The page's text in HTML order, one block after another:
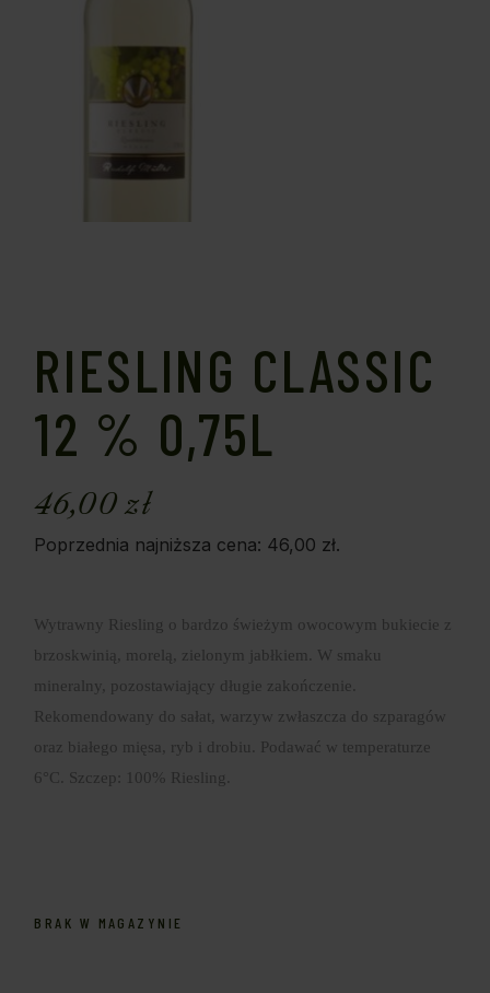
RIESLING CLASSIC
12 % 0,75L
46,00zł
Poprzednia najniższa cena: 46,00 zł.
Wytrawny Riesling o bardzo świeżym owocowym bukiecie z
brzoskwinią, morelą, zielonym jabłkiem. W smaku
mineralny, pozostawiający długie zakończenie.
Rekomendowany do sałat, warzyw zwłaszcza do szparagów
oraz białego mięsa, ryb i drobiu. Podawać w temperaturze
6°C. Szczep: 100% Riesling.
BRAK W MAGAZYNIE